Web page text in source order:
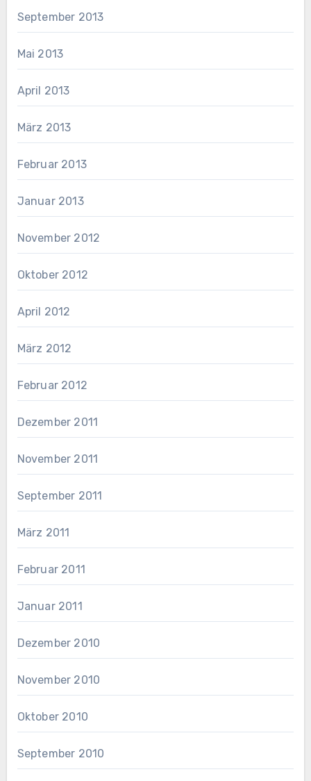
September 2013
Mai 2013
April 2013
März 2013
Februar 2013
Januar 2013
November 2012
Oktober 2012
April 2012
März 2012
Februar 2012
Dezember 2011
November 2011
September 2011
März 2011
Februar 2011
Januar 2011
Dezember 2010
November 2010
Oktober 2010
September 2010